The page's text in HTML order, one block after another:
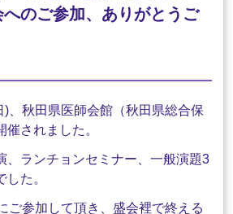
のご参加、ありがとうご
、秋田県医師会館（秋田県総合保
されました。
ランチョンセミナー、 一般演題3
た。
ご参加して頂き、 盛会裡で終える